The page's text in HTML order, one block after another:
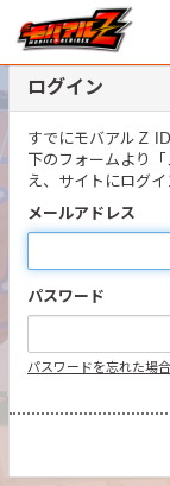
ログイン
すでにモバアルＺ
下のフォームより
え、サイトにログイ
メールアドレス
パスワード
パスワードを忘れた場合